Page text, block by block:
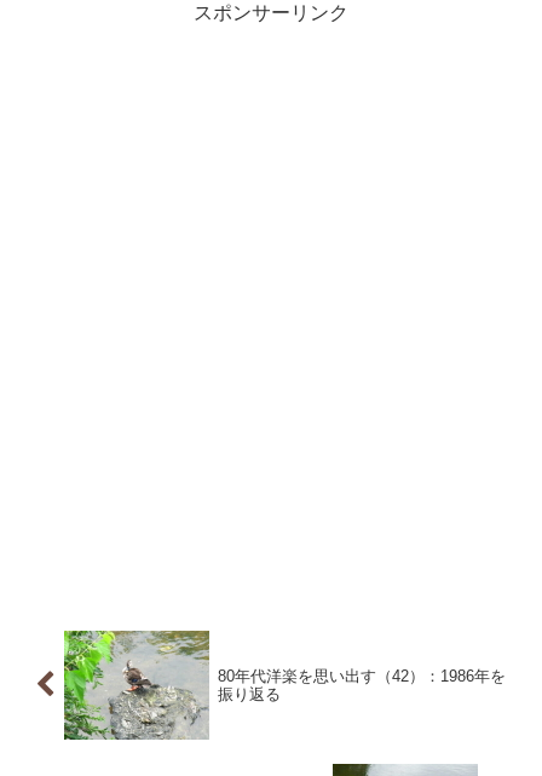
スポンサーリンク
80年代洋楽を思い出す（42）：1986年を
振り返る